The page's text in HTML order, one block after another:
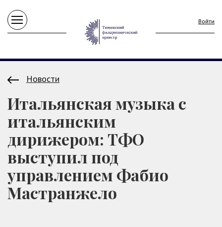
Войти
Новости
Итальянская музыка с
итальянским
дирижером: ТФО
выступил под
управлением Фабио
Мастранжело